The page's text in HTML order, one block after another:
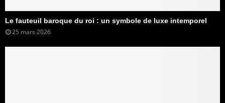
Le fauteuil baroque du roi : un symbole de luxe intemporel
25 mars 2026